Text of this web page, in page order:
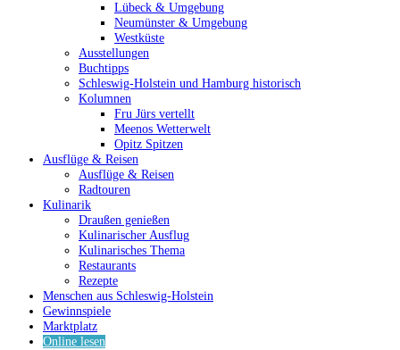
Lübeck & Umgebung
Neumünster & Umgebung
Westküste
Ausstellungen
Buchtipps
Schleswig-Holstein und Hamburg historisch
Kolumnen
Fru Jürs vertellt
Meenos Wetterwelt
Opitz Spitzen
Ausflüge & Reisen
Ausflüge & Reisen
Radtouren
Kulinarik
Draußen genießen
Kulinarischer Ausflug
Kulinarisches Thema
Restaurants
Rezepte
Menschen aus Schleswig-Holstein
Gewinnspiele
Marktplatz
Online lesen